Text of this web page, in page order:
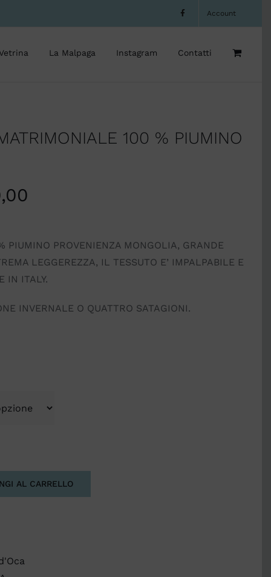
Account
La Malpaga Instagram Contatti
100 % PIUMINO
PIUMINO PROVENIENZA MONGOLIA, GRANDE
LEGGEREZZA, IL TESSUTO E’ IMPALPABILE E
IN ITALY.
INVERNALE O QUATTRO SATAGIONI.
AL CARRELLO